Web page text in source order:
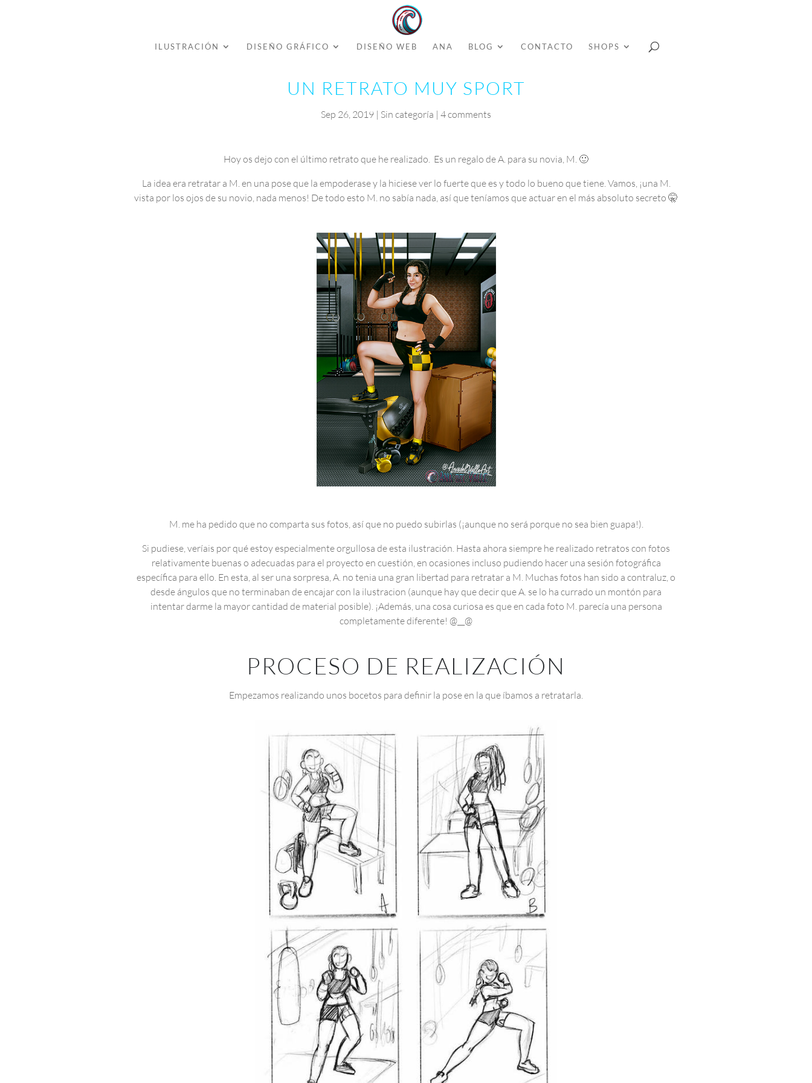
ILUSTRACIÓN DISEÑO GRÁFICO DISEÑO WEB ANA BLOG CONTACTO SHOPS
UN RETRATO MUY SPORT
Sep 26, 2019 | Sin categoría | 4 comments
Hoy os dejo con el último retrato que he realizado. Es un regalo de A. para su novia, M. 🙂
La idea era retratar a M. en una pose que la empoderase y la hiciese ver lo fuerte que es y todo lo bueno que tiene. Vamos, ¡una M.
vista por los ojos de su novio, nada menos! De todo esto M. no sabía nada, así que teníamos que actuar en el más absoluto secreto 🤫
M. me ha pedido que no comparta sus fotos, así que no puedo subirlas (¡aunque no será porque no sea bien guapa!).
Si pudiese, veríais por qué estoy especialmente orgullosa de esta ilustración. Hasta ahora siempre he realizado retratos con fotos
relativamente buenas o adecuadas para el proyecto en cuestión, en ocasiones incluso pudiendo hacer una sesión fotográfica
específica para ello. En esta, al ser una sorpresa, A. no tenia una gran libertad para retratar a M. Muchas fotos han sido a contraluz, o
desde ángulos que no terminaban de encajar con la ilustracion (aunque hay que decir que A. se lo ha currado un montón para
intentar darme la mayor cantidad de material posible). ¡Además, una cosa curiosa es que en cada foto M. parecía una persona
completamente diferente! @__@
PROCESO DE REALIZACIÓN
Empezamos realizando unos bocetos para definir la pose en la que íbamos a retratarla.